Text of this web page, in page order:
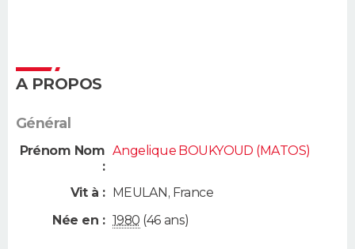
A PROPOS
Général
Prénom Nom
:
Angelique BOUKYOUD (MATOS)
Vit à : MEULAN , France
Née en : 1980 (46 ans)